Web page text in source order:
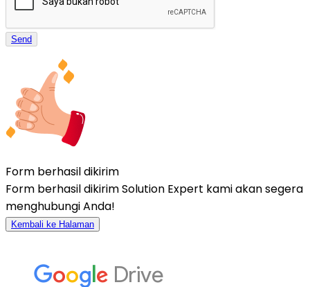
Send
Form berhasil dikirim
Form berhasil dikirim Solution Expert kami akan segera
menghubungi Anda!
Kembali ke Halaman